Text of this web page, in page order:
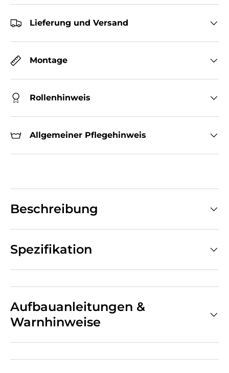
Lieferung und Versand
Montage
Rollenhinweis
Allgemeiner Pflegehinweis
Beschreibung
Spezifikation
Aufbauanleitungen &
Warnhinweise